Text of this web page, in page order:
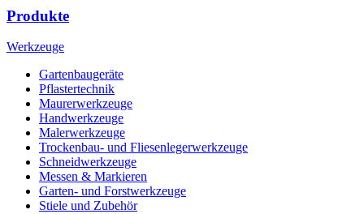
Produkte
Werkzeuge
Gartenbaugeräte
Pflastertechnik
Maurerwerkzeuge
Handwerkzeuge
Malerwerkzeuge
Trockenbau- und Fliesenlegerwerkzeuge
Schneidwerkzeuge
Messen & Markieren
Garten- und Forstwerkzeuge
Stiele und Zubehör